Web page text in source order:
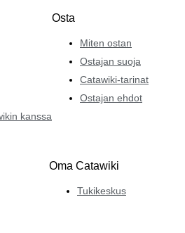
kanssa
Osta
Miten ostan
Ostajan suoja
Catawiki-tarinat
Ostajan ehdot
Oma Catawiki
Tukikeskus